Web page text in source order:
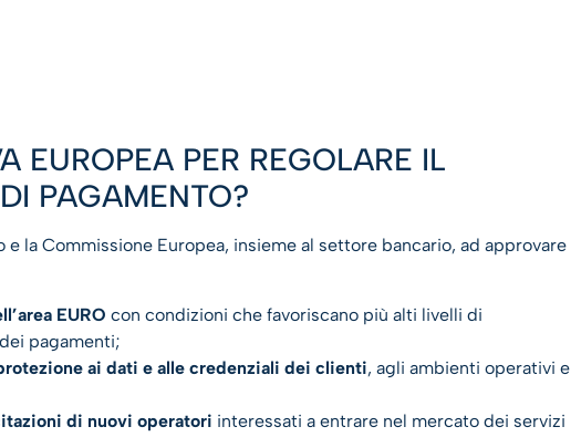
EUROPEA PER REGOLARE IL
PAGAMENTO?
e la Commissione Europea, insieme al settore bancario, ad approvare
EURO con condizioni che favoriscano più alti livelli di
pagamenti;
ai dati e alle credenziali dei clienti, agli ambienti operativi e
di nuovi operatori interessati a entrare nel mercato dei servizi